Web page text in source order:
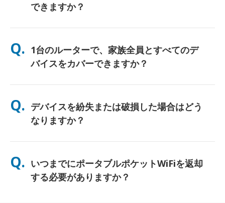
函するだけです。書類手続きやカウンターでの行列はありませ
できますか？
はい。空港での当日受け取りが可能です。ホテルへのお届けの場
わせいただければ、お住まいの地域で最速のオプションを確認い
たします。
Q. 1台のルーターで、家族全員とすべてのデ
バイスをカバーできますか？
はい、最大10台のデバイス（スマートフォン、タブレット、ノー
し、終日使用できるよう無料のパワーバンクも同梱しています。
Q. デバイスを紛失または破損した場合はどう
なりますか？
チェックアウト時に保険を追加して、紛失や破損に備えることが
発生した場合は、すぐに当社までご連絡ください—引き続き接続
できるようサポートいたします。
Q. いつまでにポータブルポケットWiFiを返却
する必要がありますか？